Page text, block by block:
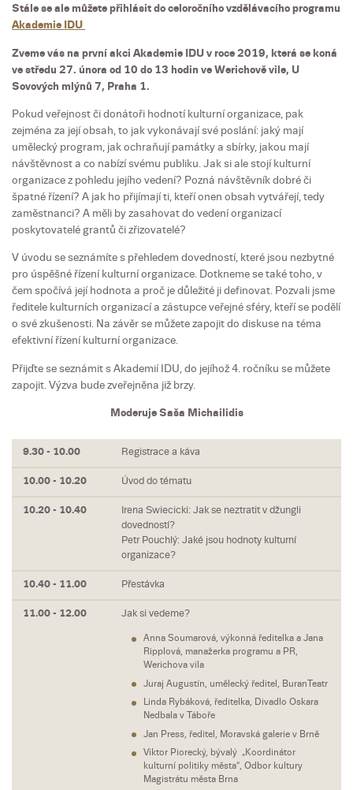
Stále se ale můžete přihlásit do celoročního vzdělávacího programu
Akademie IDU
Zveme vás na první akci Akademie IDU v roce 2019, která se koná
ve středu 27. února od 10 do 13 hodin ve Werichově vile, U
Sovových mlýnů 7, Praha 1.
Pokud veřejnost či donátoři hodnotí kulturní organizace, pak
zejména za její obsah, to jak vykonávají své poslání: jaký mají
umělecký program, jak ochraňují památky a sbírky, jakou mají
návštěvnost a co nabízí svému publiku. Jak si ale stojí kulturní
organizace z pohledu jejího vedení? Pozná návštěvník dobré či
špatné řízení? A jak ho přijímají ti, kteří onen obsah vytvářejí, tedy
zaměstnanci? A měli by zasahovat do vedení organizací
poskytovatelé grantů či zřizovatelé?
V úvodu se seznámíte s přehledem dovedností, které jsou nezbytné
pro úspěšné řízení kulturní organizace. Dotkneme se také toho, v
čem spočívá její hodnota a proč je důležité ji definovat. Pozvali jsme
ředitele kulturních organizací a zástupce veřejné sféry, kteří se podělí
o své zkušenosti. Na závěr se můžete zapojit do diskuse na téma
efektivní řízení kulturní organizace.
Přijďte se seznámit s Akademií IDU, do jejíhož 4. ročníku se můžete
zapojit. Výzva bude zveřejněna již brzy.
Moderuje Saša Michailidis
9.30 - 10.00 Registrace a káva
10.00 - 10.20 Úvod do tématu
10.20 - 10.40
Irena Swiecicki: Jak se neztratit v džungli
dovedností?
Petr Pouchlý: Jaké jsou hodnoty kulturní
organizace?
10.40 - 11.00 Přestávka
11.00 - 12.00 Jak si vedeme?
Anna Soumarová, výkonná ředitelka a Jana
Ripplová, manažerka programu a PR,
Werichova vila
Juraj Augustín, umělecký ředitel, BuranTeatr
Linda Rybáková, ředitelka, Divadlo Oskara
Nedbala v Táboře
Jan Press, ředitel, Moravská galerie v Brně
Viktor Piorecký, bývalý „Koordinátor
kulturní politiky města“, Odbor kultury
Magistrátu města Brna